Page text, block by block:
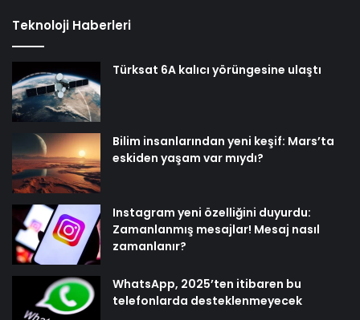
Teknoloji Haberleri
Türksat 6A kalıcı yörüngesine ulaştı
Bilim insanlarından yeni keşif: Mars’ta
eskiden yaşam var mıydı?
Instagram yeni özelliğini duyurdu:
Zamanlanmış mesajlar! Mesaj nasıl
zamanlanır?
WhatsApp, 2025’ten itibaren bu
telefonlarda desteklenmeyecek